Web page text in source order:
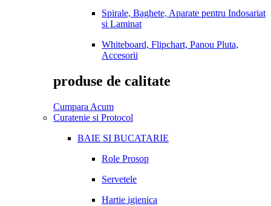
Spirale, Baghete, Aparate pentru Indosariat
si Laminat
Whiteboard, Flipchart, Panou Pluta,
Accesorii
produse de calitate
Cumpara Acum
Curatenie si Protocol
BAIE SI BUCATARIE
Role Prosop
Servetele
Hartie igienica